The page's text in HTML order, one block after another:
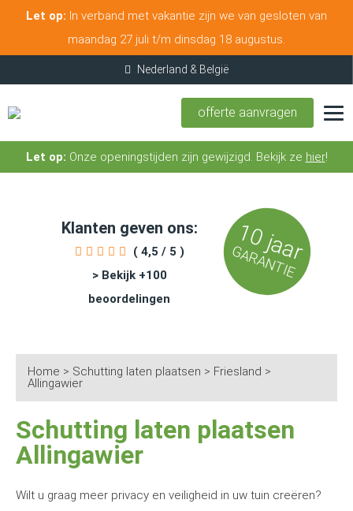
Let op: In verband met vakantie zijn we van gesloten van
maandag 27 juli t/m dinsdag 18 augustus.
offerte aanvragen
Let op: Onze openingstijden zijn gewijzigd. Bekijk ze hier!
Klanten geven ons:
( 4,5 / 5 )
> Bekijk +100
beoordelingen
10 jaar
GARANTIE
Home > Schutting laten plaatsen > Friesland >
Allingawier
Schutting laten plaatsen
Allingawier
Wilt u graag meer privacy en veiligheid in uw tuin creëren?